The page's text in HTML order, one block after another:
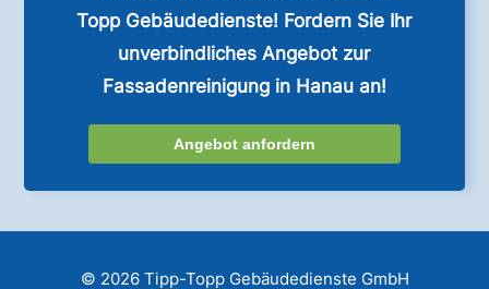
Topp Gebäudedienste! Fordern Sie Ihr
unverbindliches Angebot zur
Fassadenreinigung in Hanau an!
Angebot anfordern
© 2026 Tipp-Topp Gebäudedienste GmbH